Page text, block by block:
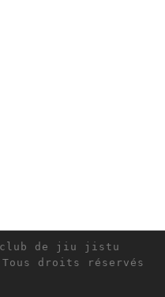
club de jiu jistu
droits réservés